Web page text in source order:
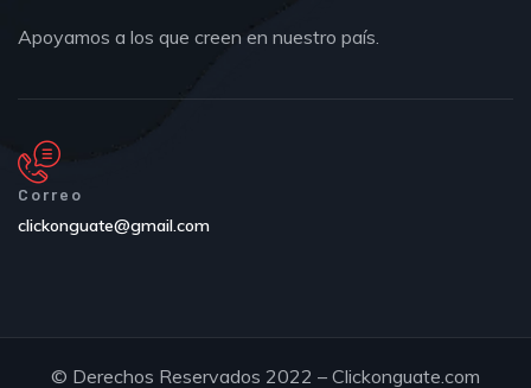
Apoyamos a los que creen en nuestro país.
Correo
clickonguate@gmail.com
© Derechos Reservados 2022 – Clickonguate.com